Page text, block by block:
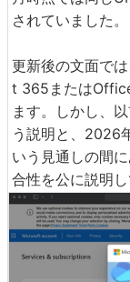
されていました。
更新後の文面で
t 365または
ます。しかし、
う説明と、2026
いう見通しの間
合性を公に説明し